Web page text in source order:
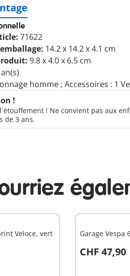
71622
14.2 x 14.2 x 4.1 cm
9.8 x 4.0 x 6.5 cm
homme ; Accessoires : 1
!
! Ne convient pas aux
de 3 ans.
Veloce, vert
Garage Vespa
CHF 47,90
Au panier